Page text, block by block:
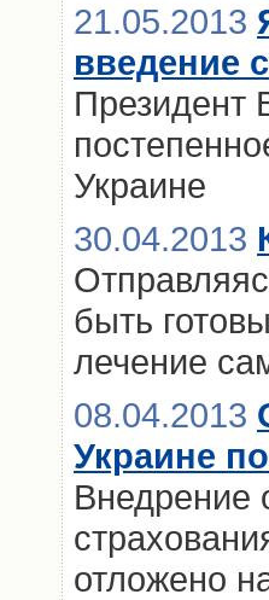
21.05.2013
введение
Президент
Украине
30.04.2013
быть
лечение
08.04.2013
Украине
Внедрение
отложено